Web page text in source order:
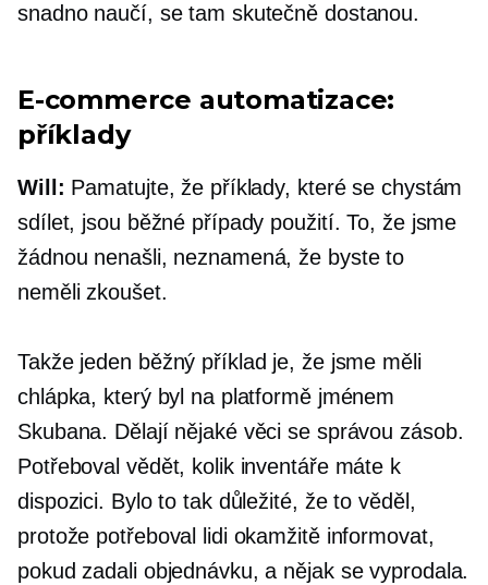
snadno naučí, se tam skutečně dostanou.
E-commerce automatizace:
příklady
Will: Pamatujte, že příklady, které se chystám
sdílet, jsou běžné případy použití. To, že jsme
žádnou nenašli, neznamená, že byste to
neměli zkoušet.
Takže jeden běžný příklad je, že jsme měli
chlápka, který byl na platformě jménem
Skubana. Dělají nějaké věci se správou zásob.
Potřeboval vědět, kolik inventáře máte k
dispozici. Bylo to tak důležité, že to věděl,
protože potřeboval lidi okamžitě informovat,
pokud zadali objednávku, a nějak se vyprodala.